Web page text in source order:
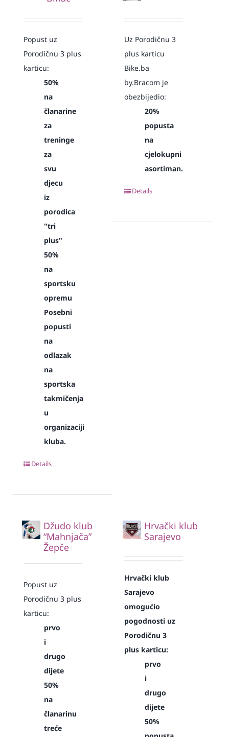
Popust uz
Porodičnu 3 plus
karticu:
50%
na
članarine
za
treninge
za
svu
djecu
iz
porodica
"tri
plus"
50%
na
sportsku
opremu
Posebni
popusti
na
odlazak
na
sportska
takmičenja
u
organizaciji
kluba.
Details
Uz Porodičnu 3
plus karticu
Bike.ba
by.Bracom je
obezbijedio:
20%
popusta
na
cjelokupni
asortiman.
Details
Džudo klub
“Mahnjača”
Žepče
Popust uz
Porodičnu 3 plus
karticu:
prvo
i
drugo
dijete
50%
na
članarinu
treće
Hrvački klub
Sarajevo
Hrvački klub
Sarajevo
omogućio
pogodnosti uz
Porodičnu 3
plus karticu:
prvo
i
drugo
dijete
50%